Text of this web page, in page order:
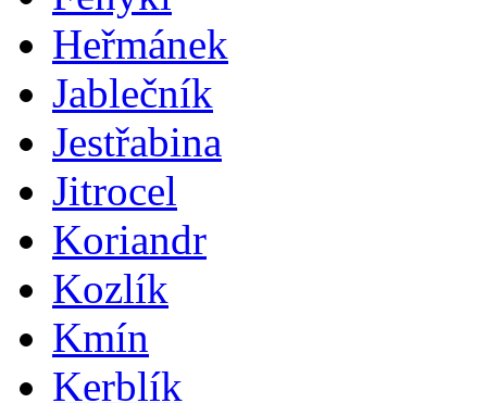
Heřmánek
Jablečník
Jestřabina
Jitrocel
Koriandr
Kozlík
Kmín
Kerblík